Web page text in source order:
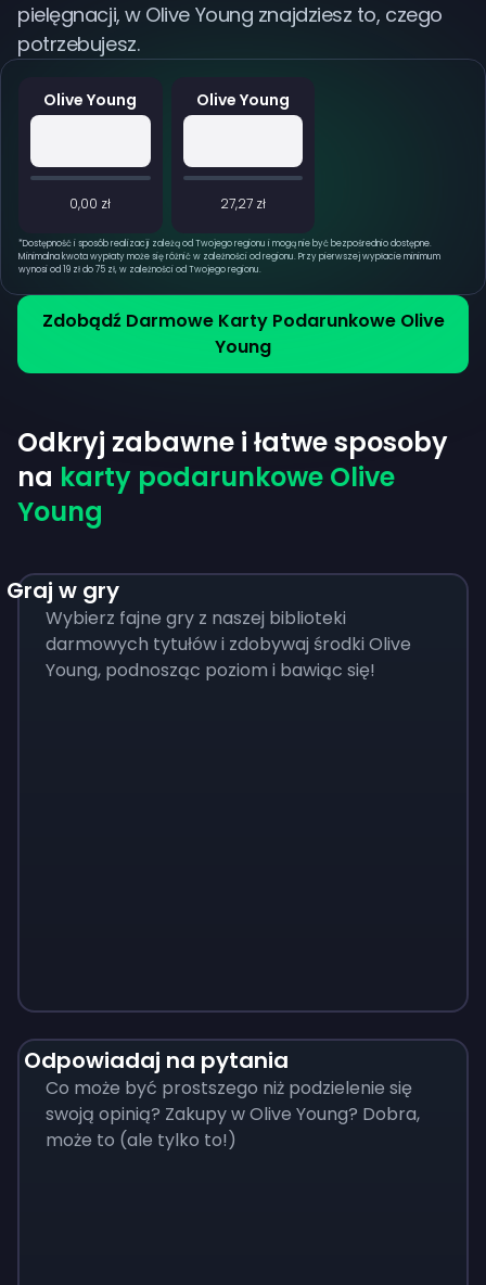
Zdobądź Darmowe Karty Podarunkowe Olive
Young
Olive Young
0,00 zł
Olive Young
27,27 zł
*Dostępność i sposób realizacji zależą od Twojego regionu i mogą nie być bezpośrednio dostępne.
Minimalna kwota wypłaty może się różnić w zależności od regionu. Przy pierwszej wypłacie minimum
wynosi od 19 zł do 75 zł, w zależności od Twojego regionu.
pielęgnacji, w Olive Young znajdziesz to, czego
potrzebujesz.
Odkryj zabawne i łatwe sposoby
na karty podarunkowe Olive
Young
Graj w gry
Wybierz fajne gry z naszej biblioteki
darmowych tytułów i zdobywaj środki Olive
Young, podnosząc poziom i bawiąc się!
Odpowiadaj na pytania
Co może być prostszego niż podzielenie się
swoją opinią? Zakupy w Olive Young? Dobra,
może to (ale tylko to!)